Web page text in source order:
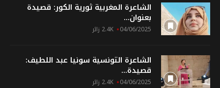
الشاعرة المغربية ثورية الكور: قصيدة
بعنوان...
04/06/2025 2.4K زائر
الشاعرة التونسية سونيا عبد اللطيف:
قصيدة...
04/06/2025 2.4K زائر